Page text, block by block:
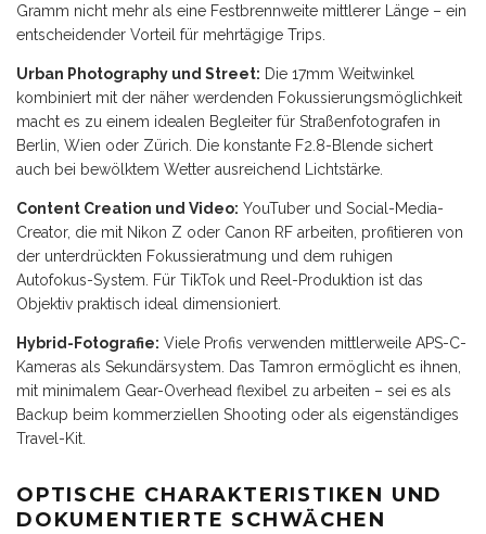
Gramm nicht mehr als eine Festbrennweite mittlerer Länge – ein
entscheidender Vorteil für mehrtägige Trips.
Urban Photography und Street: Die 17mm Weitwinkel
kombiniert mit der näher werdenden Fokussierungsmöglichkeit
macht es zu einem idealen Begleiter für Straßenfotografen in
Berlin, Wien oder Zürich. Die konstante F2.8-Blende sichert
auch bei bewölktem Wetter ausreichend Lichtstärke.
Content Creation und Video: YouTuber und Social-Media-
Creator, die mit Nikon Z oder Canon RF arbeiten, profitieren von
der unterdrückten Fokussieratmung und dem ruhigen
Autofokus-System. Für TikTok und Reel-Produktion ist das
Objektiv praktisch ideal dimensioniert.
Hybrid-Fotografie: Viele Profis verwenden mittlerweile APS-C-
Kameras als Sekundärsystem. Das Tamron ermöglicht es ihnen,
mit minimalem Gear-Overhead flexibel zu arbeiten – sei es als
Backup beim kommerziellen Shooting oder als eigenständiges
Travel-Kit.
OPTISCHE CHARAKTERISTIKEN UND
DOKUMENTIERTE SCHWÄCHEN